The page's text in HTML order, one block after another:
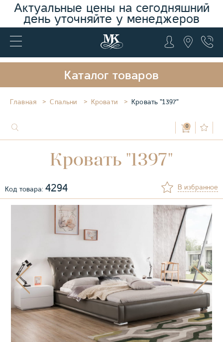
Актуальные цены на сегодняшний
день уточняйте у менеджеров
Каталог товаров
Главная Спальни Кровати Кровать "1397"
0
Кровать "1397"
Код товара: 4294 В избранное